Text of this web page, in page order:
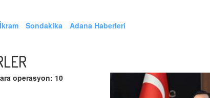
İkram Sondakika Adana Haberleri